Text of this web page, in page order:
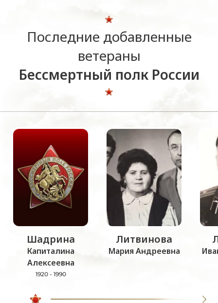
Последние добавленные
ветераны
Бессмертный полк России
Шадрина
Капиталина
Алексеевна
1920 - 1990
Литвинова
Мария Андреевна